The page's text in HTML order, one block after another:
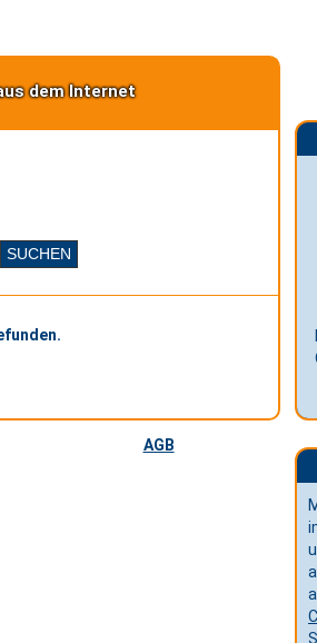
dem Internet
AGB